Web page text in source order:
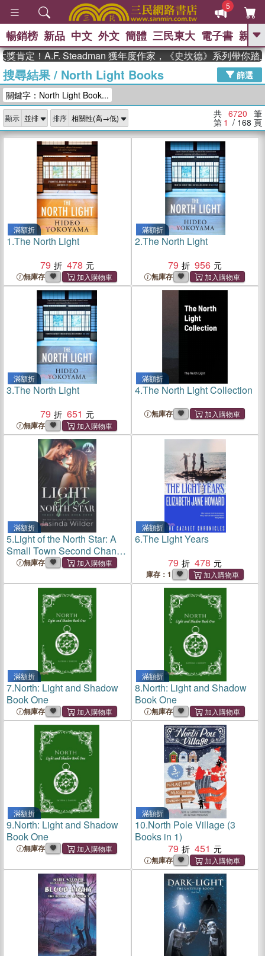
5
GO
熱搜： 東野圭吾 高希均教授回憶錄
、 The Odyssey 、 父親節 、 如果歷
獎 臺灣漫遊錄 、 方念華 、 台灣的李
登輝時代
數學女孩：黎曼猜想 、
偉大的迷走神經
暢銷榜 新品 中文 外文 簡體 三民東大 電子書 親子
！A.F. Steadman 獲年度作家，《史坎德》系列帶你踏上熱血
搜尋結果/ North Light Books
篩選
關鍵字：North Light Book...
顯示 排序 共 6720 筆
第 1 / 168 頁
滿額折
1.The North Light
79
478
無庫存
滿額折
2.The North Light
79
956
無庫存
滿額折
3.The North Light
79
651
無庫存
滿額折
4.The North Light Collection
無庫存
滿額折
5.Light of the North Star: A
Small Town Second Chance
Romance
無庫存
滿額折
6.The Light Years
79
478
庫存：1
滿額折
7.North: Light and Shadow
Book One
無庫存
滿額折
8.North: Light and Shadow
Book One
無庫存
滿額折
9.North: Light and Shadow
Book One
無庫存
滿額折
10.North Pole Village (3
Books in 1)
79
451
無庫存